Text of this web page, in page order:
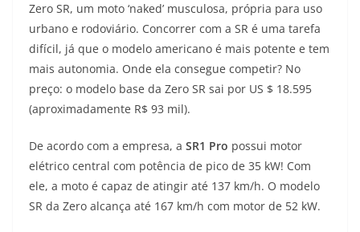
Zero SR, um moto ‘naked’ musculosa, própria para uso
urbano e rodoviário. Concorrer com a SR é uma tarefa
difícil, já que o modelo americano é mais potente e tem
mais autonomia. Onde ela consegue competir? No
preço: o modelo base da Zero SR sai por US $ 18.595
(aproximadamente R$ 93 mil).
De acordo com a empresa, a SR1 Pro possui motor
elétrico central com potência de pico de 35 kW! Com
ele, a moto é capaz de atingir até 137 km/h. O modelo
SR da Zero alcança até 167 km/h com motor de 52 kW.